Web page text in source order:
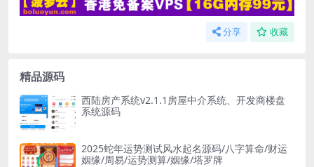
分享 收藏
精品源码
西陆房产系统v2.1.1房屋中介系统、开发商楼盘
系统源码
2025蛇年运势测试风水起名源码/八字算命/财运
姻缘/周易/运势测算/姻缘/塔罗牌